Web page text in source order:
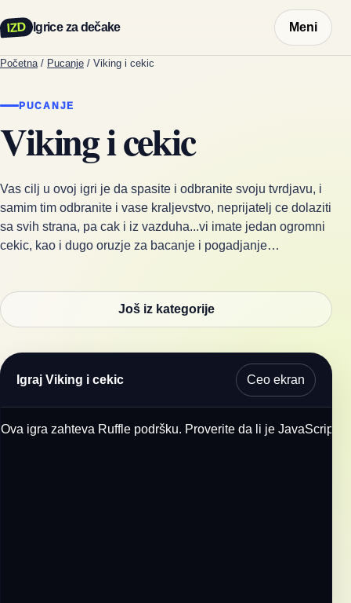
IZD Igrice za dečake Meni
Početna / Pucanje / Viking i cekic
PUCANJE
Viking i cekic
Vas cilj u ovoj igri je da spasite i odbranite svoju tvrdjavu, i
samim tim odbranite i vase kraljevstvo, neprijatelj ce dolaziti
sa svih strana, pa cak i iz vazduha...vi imate jedan ogromni
cekic, kao i dugo oruzje za bacanje i pogadjanje…
Još iz kategorije
Igraj Viking i cekic Ceo ekran
Ova igra zahteva Ruffle podršku. Proverite da li je JavaScript